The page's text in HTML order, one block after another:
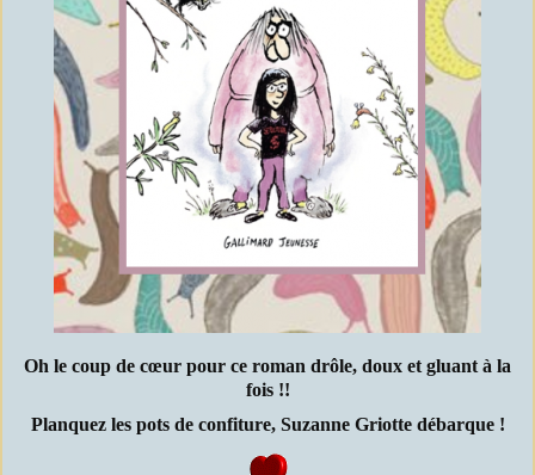
Oh le coup de cœur pour ce roman drôle, doux et gluant à la
fois !!
Planquez les pots de confiture, Suzanne Griotte débarque !